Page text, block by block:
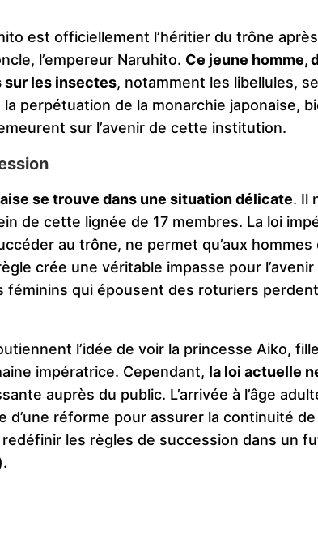
est officiellement l’héritier du trône
l’empereur Naruhito. Ce jeune homme,
sur les insectes, notamment les libellules,
perpétuation de la monarchie japonaise,
sur l’avenir de cette institution.
se trouve dans une situation délicate. Il
de cette lignée de 17 membres. La loi
au trône, ne permet qu’aux hommes
crée une véritable impasse pour l’avenir
féminins qui épousent des roturiers
l’idée de voir la princesse Aiko,
impératrice. Cependant, la loi actuelle
auprès du public. L’arrivée à l’âge
d’une réforme pour assurer la continuité
les règles de succession dans un